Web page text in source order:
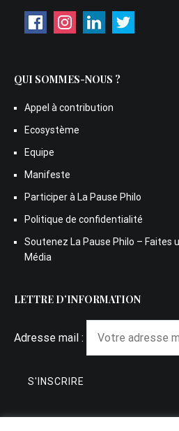
QUI SOMMES-NOUS ?
Appel à contribution
Ecosystème
Equipe
Manifeste
Participer à La Pause Philo
Politique de confidentialité
Soutenez La Pause Philo – Faites
Média
LETTRE D’INFORMATION
Adresse mail :